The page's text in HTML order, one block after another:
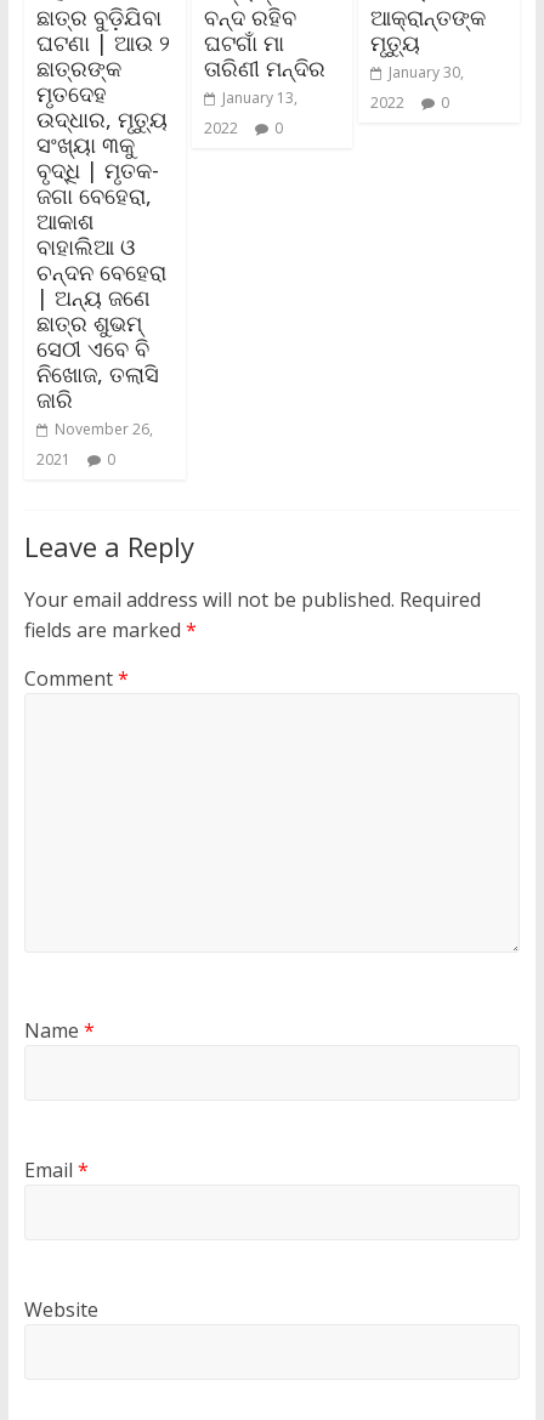
ଛାତ୍ର ବୁଡ଼ିଯିବା
ଘଟଣା | ଆଉ ୨
ଛାତ୍ରଙ୍କ
ମୃତଦେହ
ଉଦ୍ଧାର, ମୃତ୍ୟୁ
ସଂଖ୍ୟା ୩କୁ
ବୃଦ୍ଧି | ମୃତକ-
ଜଗା ବେହେରା,
ଆକାଶ
ବାହାଲିଆ ଓ
ଚନ୍ଦନ ବେହେରା
| ଅନ୍ୟ ଜଣେ
ଛାତ୍ର ଶୁଭମ୍‌
ସେଠୀ ଏବେ ବି
ନିଖୋଜ, ତଲାସି
ଜାରି
November 26,
2021
0
ବନ୍ଦ ରହିବ
ଘଟଗାଁ ମା
ତାରିଣୀ ମନ୍ଦିର
January 13,
2022
0
ଆକ୍ରାନ୍ତଙ୍କ
ମୃତ୍ୟୁ
January 30,
2022
0
Leave a Reply
Your email address will not be published. Required
fields are marked *
Comment*
Name *
Email *
Website